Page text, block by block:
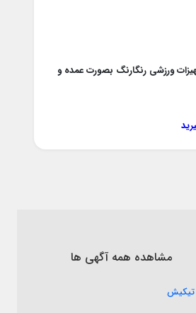
ورزشی رنگارنگ بصورت عمده و
مشاهده همه آگهی ها